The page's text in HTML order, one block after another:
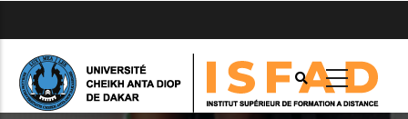
au
contenu
principal